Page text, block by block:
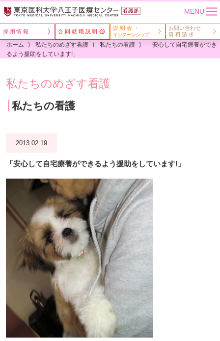
MENU
採用情報 合同就職説明会
説明会・
インターンシップ
お問い合わせ
資料請求
ホーム
私たちのめざす看護 私たちの看護
「安心して自宅療養ができ
るよう援助をしています!」
私たちのめざす看護
私たちの看護
2013.02.19
「安心して自宅療養ができるよう援助をしています!」